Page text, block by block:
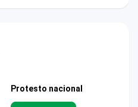
Protesto nacional